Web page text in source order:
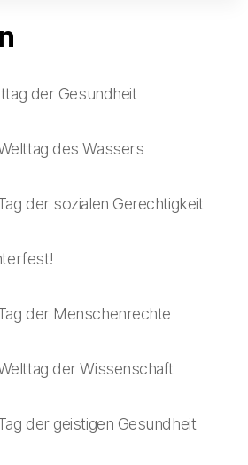
der Gesundheit
des Wassers
der sozialen Gerechtigkeit
der Menschenrechte
der Wissenschaft
der geistigen Gesundheit